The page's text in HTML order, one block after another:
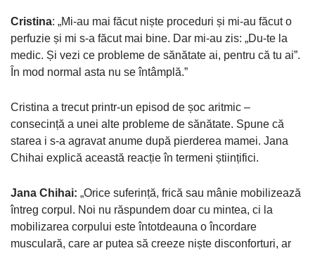
Cristina: „Mi-au mai făcut niște proceduri și mi-au făcut o
perfuzie și mi s-a făcut mai bine. Dar mi-au zis: „Du-te la
medic. Și vezi ce probleme de sănătate ai, pentru că tu ai”.
În mod normal asta nu se întâmplă.”
Cristina a trecut printr-un episod de șoc aritmic –
consecință a unei alte probleme de sănătate. Spune că
starea i s-a agravat anume după pierderea mamei. Jana
Chihai explică această reacție în termeni științifici.
Jana Chihai: „Orice suferință, frică sau mânie mobilizează
întreg corpul. Noi nu răspundem doar cu mintea, ci la
mobilizarea corpului este întotdeauna o încordare
musculară, care ar putea să creeze niște disconforturi, ar